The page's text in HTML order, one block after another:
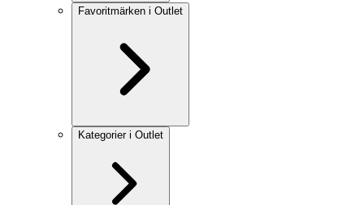
Favoritmärken i Outlet
Kategorier i Outlet